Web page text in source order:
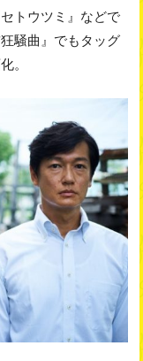
トウツミ』などで
騒曲』でもタッグ
。